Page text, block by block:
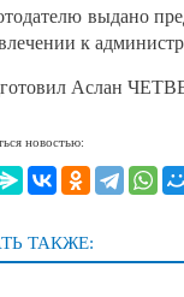
выдано
к
Аслан
новостью:
ТАКЖЕ: